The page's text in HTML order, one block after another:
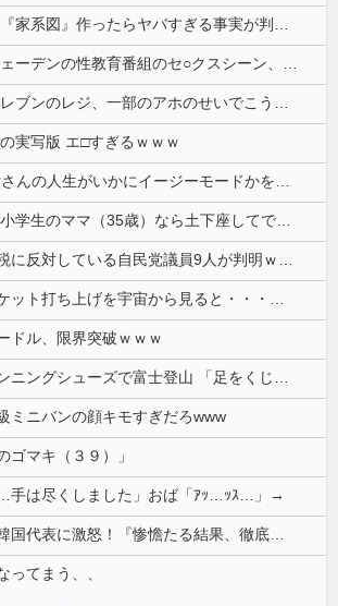
【驚愕】 戸籍から『家系図』作ったらヤバすぎる事実が判明した
【動画あり】 スウェーデンの性教育番組のセ○クスシーン、AVの10倍エ□いと話題に
【悲報】 セブンイレブンのレジ、一部のアホのせいでこうなってしまう
実写版 エ□すぎるｗｗｗ
【悲報】 NHK、女さんの人生がいかにイージーモードかをわかりやすく放送してしまうｗｗｗｗｗ
【ハメ撮り】 この小学生のママ（35歳）なら土下座してでもヤリたい
【悲報】消費税減税に反対している自民党議員9人が判明ｗｗｗｗｗｗ
【圧巻映像】「ロケット打ち上げを宇宙から見ると・・・」の動画が衝撃的
ドル、限界突破ｗｗｗ
ドイツ人男性がランニングシューズで富士登山 「足をくじいて動けない」
ミニバンの顔キモすぎだろwww
ゴマキ（３９）」
…手は尽くしました」おば「ｱｯ…ｯｽ…」→
韓国人「安貞桓が韓国代表に激怒！『惨憺たる結果、徹底的な刷新が必要だ』と監督や協会を痛烈批判」
ってまう、、